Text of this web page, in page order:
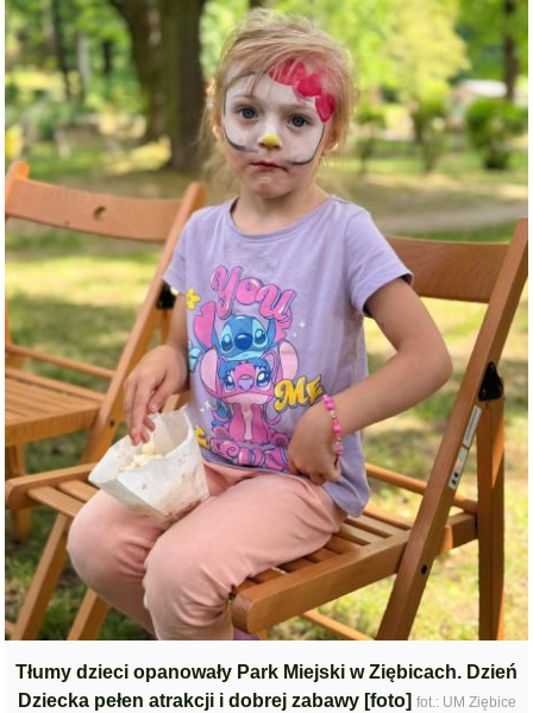
Tłumy dzieci opanowały Park Miejski w Ziębicach. Dzień
Dziecka pełen atrakcji i dobrej zabawy [foto] fot.: UM Ziębice